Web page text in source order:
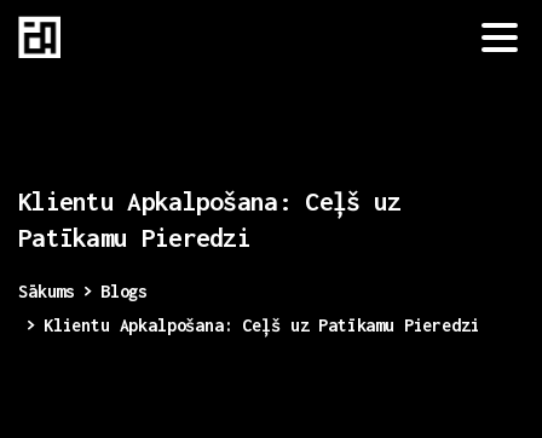
Klientu Apkalpošana: Ceļš uz
Patīkamu Pieredzi
Sākums
Blogs
Klientu Apkalpošana: Ceļš uz Patīkamu Pieredzi